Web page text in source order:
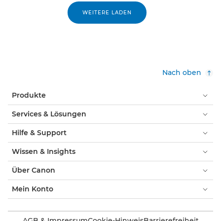
WEITERE LADEN
Nach oben
Produkte
Services & Lösungen
Hilfe & Support
Wissen & Insights
Über Canon
Mein Konto